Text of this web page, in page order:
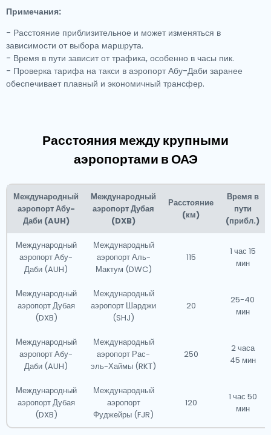
Примечания:
- Расстояние приблизительное и может изменяться в
зависимости от выбора маршрута.
- Время в пути зависит от трафика, особенно в часы пик.
- Проверка тарифа на такси в аэропорт Абу-Даби заранее
обеспечивает плавный и экономичный трансфер.
Расстояния между крупными
аэропортами в ОАЭ
Международный
аэропорт Абу-
Даби (AUH)
Международный
аэропорт Дубая
(DXB)
Расстояние
(км)
Время в
пути
(прибл.)
Международный
аэропорт Абу-
Даби (AUH)
Международный
аэропорт Аль-
Мактум (DWC)
115
1 час 15
мин
Международный
аэропорт Дубая
(DXB)
Международный
аэропорт Шарджи
(SHJ)
20
25-40
мин
Международный
аэропорт Абу-
Даби (AUH)
Международный
аэропорт Рас-
эль-Хаймы (RKT)
250
2 часа
45 мин
Международный
аэропорт Дубая
(DXB)
Международный
аэропорт
Фуджейры (FJR)
120
1 час 50
мин